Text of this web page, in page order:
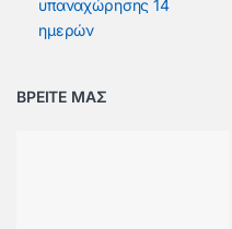
υπαναχώρησης 14
ημερών
ΒΡΕΙΤΕ ΜΑΣ